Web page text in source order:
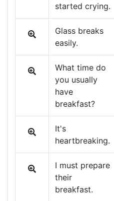
started crying.
Glass breaks
easily.
What time do
you usually
have
breakfast?
It's
heartbreaking.
I must prepare
their
breakfast.